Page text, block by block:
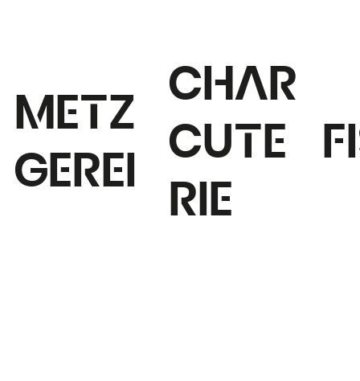
Metz
gerei
Char
cute
rie